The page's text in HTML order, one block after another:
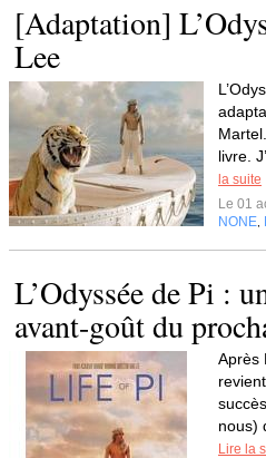
[Adaptation]
Lee
livre.
la suite
Le 01
NONE
L’Odyssée de Pi :
avant-goût du
Après
nous)
Lire la